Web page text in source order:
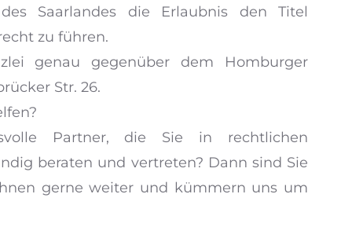
Saarlandes die Erlaubnis den Titel
zu führen.
genau gegenüber dem Homburger
Str. 26.
Partner, die Sie in rechtlichen
beraten und vertreten? Dann sind Sie
gerne weiter und kümmern uns um